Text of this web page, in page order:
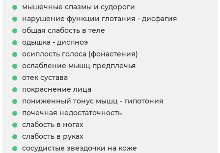
мышечные спазмы и судороги
нарушение функции глотания - дисфагия
общая слабость в теле
одышка - диспноэ
осиплость голоса (фонастения)
ослабление мышц предплечья
отек сустава
покраснение лица
пониженный тонус мышц - гипотония
почечная недостаточность
слабость в ногах
слабость в руках
сосудистые звездочки на коже